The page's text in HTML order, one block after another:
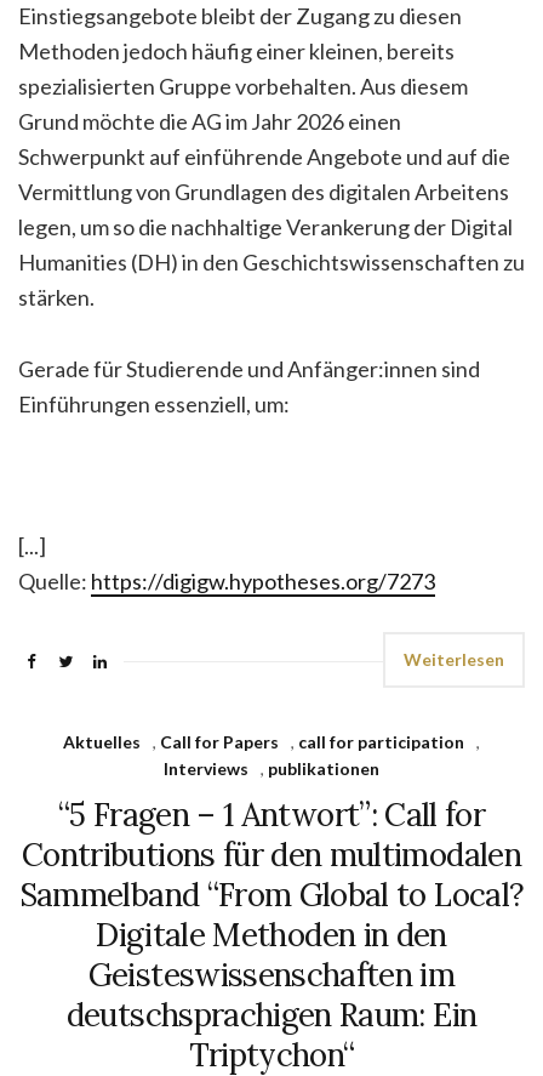
Einstiegsangebote bleibt der Zugang zu diesen
Methoden jedoch häufig einer kleinen, bereits
spezialisierten Gruppe vorbehalten. Aus diesem
Grund möchte die AG im Jahr 2026 einen
Schwerpunkt auf einführende Angebote und auf die
Vermittlung von Grundlagen des digitalen Arbeitens
legen, um so die nachhaltige Verankerung der Digital
Humanities (DH) in den Geschichtswissenschaften zu
stärken.
Gerade für Studierende und Anfänger:innen sind
Einführungen essenziell, um:
[...]
Quelle: https://digigw.hypotheses.org/7273
Weiterlesen
Aktuelles , Call for Papers , call for participation
,
Interviews
, publikationen
“5 Fragen – 1 Antwort”: Call for
Contributions für den multimodalen
Sammelband “From Global to Local?
Digitale Methoden in den
Geisteswissenschaften im
deutschsprachigen Raum: Ein
Triptychon“